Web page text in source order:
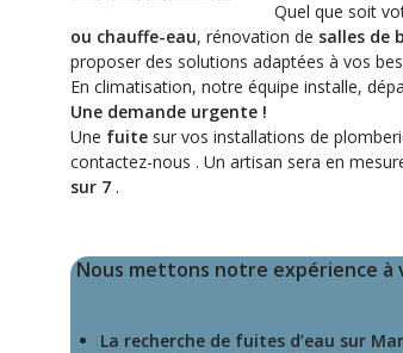
Quel que soit
ou chauffe-eau, rénovation de salles de
proposer des solutions adaptées à vos
En climatisation, notre équipe installe,
Une demande urgente !
Une fuite sur vos installations de
contactez-nous . Un artisan sera en
sur 7 .
Nous mettons notre expérience
La recherche de fuites d’eau sur